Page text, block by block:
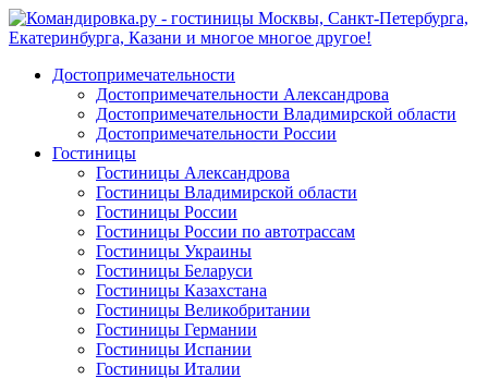
Достопримечательности
Достопримечательности Александрова
Достопримечательности Владимирской области
Достопримечательности России
Гостиницы
Гостиницы Александрова
Гостиницы Владимирской области
Гостиницы России
Гостиницы России по автотрассам
Гостиницы Украины
Гостиницы Беларуси
Гостиницы Казахстана
Гостиницы Великобритании
Гостиницы Германии
Гостиницы Испании
Гостиницы Италии